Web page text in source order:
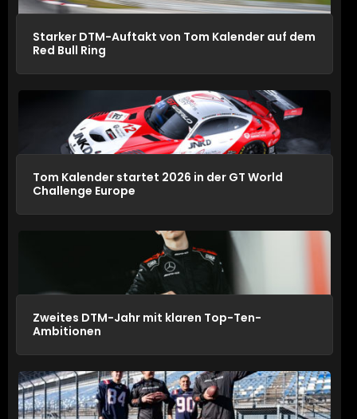
Starker DTM-Auftakt von Tom Kalender auf dem
Red Bull Ring
Tom Kalender startet 2026 in der GT World
Challenge Europe
Zweites DTM-Jahr mit klaren Top-Ten-
Ambitionen